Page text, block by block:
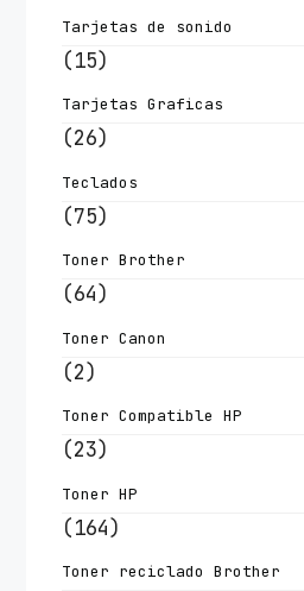
Tarjetas de sonido
(15)
Tarjetas Graficas
(26)
Teclados
(75)
Toner Brother
(64)
Toner Canon
(2)
Toner Compatible HP
(23)
Toner HP
(164)
Toner reciclado Brother